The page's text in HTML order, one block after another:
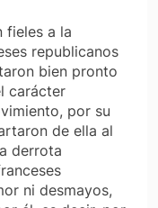
fieles a la
republicanos
bien pronto
carácter
por su
de ella al
derrota
ni desmayos,